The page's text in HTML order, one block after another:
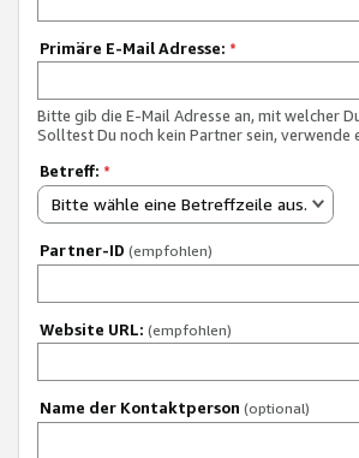
Primäre E-Mail Adresse: *
Bitte gib die E-Mail Adresse an, mit welcher
Solltest Du noch kein Partner sein, verwende
Betreff: *
Bitte wähle eine Betreffzeile aus.
Partner-ID (empfohlen)
Website URL: (empfohlen)
Name der Kontaktperson (optional)